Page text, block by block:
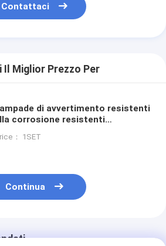
Contattaci
Il Miglior Prezzo Per
di avvertimento resistenti
corrosione resistenti
con classificazione IP65
： 1SET
Continua